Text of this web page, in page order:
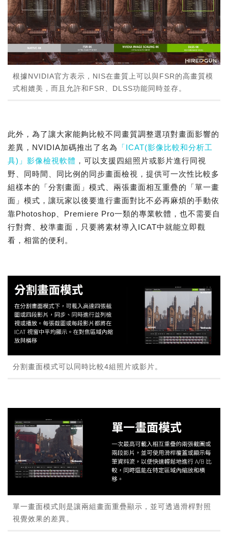
根據NVIDIA官方表示，NIS在畫質上可以與FSR的高畫質模
式相媲美，而且允許和FSR、DLSS功能同時並存。
此外，為了讓大家能夠比較不同畫質調整選項對畫面影響的
差異，NVIDIA加碼推出了名為
「ICAT(影像比較和分析工
具)」影像檢視軟體 ，可以支援四組照片或影片進行同視
野、同時間、同比例的同步畫面檢視，提供可一次性比較多
組樣本的「分割畫面」模式、兩張畫面相互重疊的「單一畫
面」模式，讓玩家以後要進行畫面對比不必再麻煩的手動依
靠Photoshop、Premiere Pro一類的專業軟體，也不需要自
行對齊、校準畫面，只要將素材導入ICAT中就能立即觀
看，相當的便利。
分割畫面模式可以同時比較4組照片或影片。
單一畫面模式則是讓兩組畫面重疊顯示，並可透過滑桿對照
視覺效果的差異。